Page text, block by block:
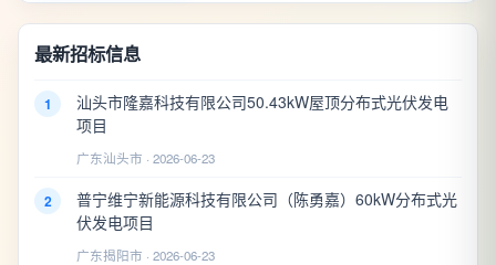
最新招标信息
1
汕头市隆嘉科技有限公司50.43kW屋顶分布式光伏发电
项目
广东汕头市 · 2026-06-23
2
普宁维宁新能源科技有限公司（陈勇嘉）60kW分布式光
伏发电项目
广东揭阳市 · 2026-06-23